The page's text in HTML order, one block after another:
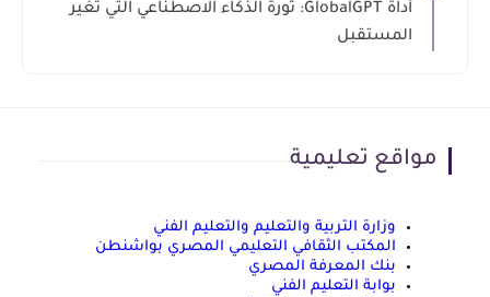
أداة GlobalGPT: ثورة الذكاء الاصطناعي التي تغير
المستقبل
مواقع تعليمية
وزارة التربية والتعليم والتعليم الفني
المكتب الثقافي التعليمي المصري بواشنطن
بنك المعرفة المصري
بوابة التعليم الفني